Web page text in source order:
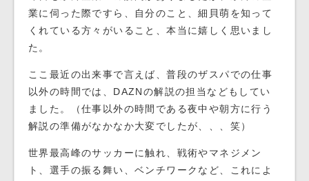
業に伺った際ですら、自分のこと、細貝萌を知って
くれている方々がいること、本当に嬉しく思いまし
た。
ここ最近の出来事で言えば、普段のザスパでの仕事
以外の時間では、DAZNの解説の担当などもしてい
ました。（仕事以外の時間である夜中や朝方に行う
解説の準備がなかなか大変でしたが、、、笑）
世界最高峰のサッカーに触れ、戦術やマネジメン
ト、選手の振る舞い、ベンチワークなど、これによ